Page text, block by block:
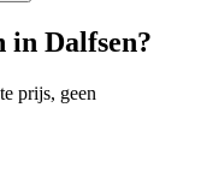
in Dalfsen?
prijs, geen